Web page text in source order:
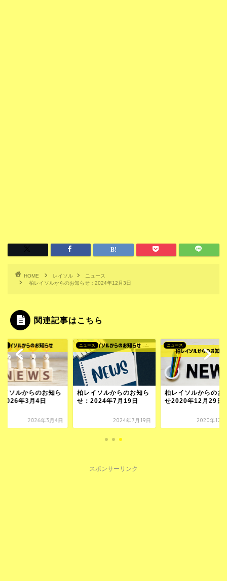
HOME レイソル
ニュース
柏レイソルからのお知らせ：2024年12月3日
関連記事はこちら
イソルからのお知ら
2026年3月4日
2026年3月4日
ニュース
柏レイソルからのお知ら
せ：2024年7月19日
2024年7月19日
ニュース
柏レイソルからのお
せ2020年12月29日
2020年12
スポンサーリンク